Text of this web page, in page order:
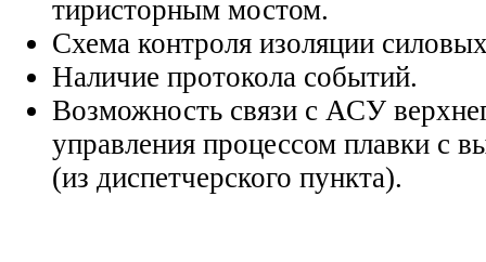
тиристорным мостом.
Схема контроля изоляции
Наличие протокола событий.
Возможность связи с АСУ
управления процессом плавки с
(из диспетчерского пункта).